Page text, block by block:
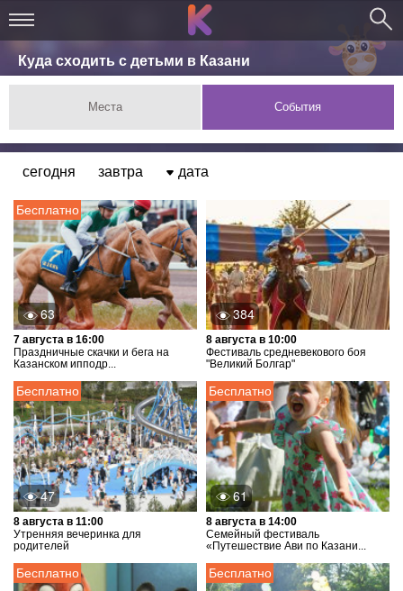
Куда сходить с детьми в Казани
Места События
сегодня завтра дата
Бесплатно
63
7 августа в 16:00
Праздничные скачки и бега на
Казанском ипподр...
384
8 августа в 10:00
Фестиваль средневекового боя
"Великий Болгар"
Бесплатно
47
8 августа в 11:00
Утренняя вечеринка для
родителей
Бесплатно
61
8 августа в 14:00
Семейный фестиваль
«Путешествие Ави по Казани...
Бесплатно Бесплатно